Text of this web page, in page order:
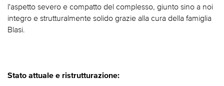
l'aspetto severo e compatto del complesso, giunto sino a noi
integro e strutturalmente solido grazie alla cura della famiglia
Blasi.
Stato attuale e ristrutturazione: